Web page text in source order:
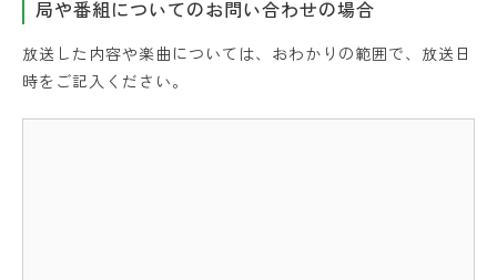
局や番組についてのお問い合わせの場合
放送した内容や楽曲については、おわかりの範囲で、放送日
時をご記入ください。